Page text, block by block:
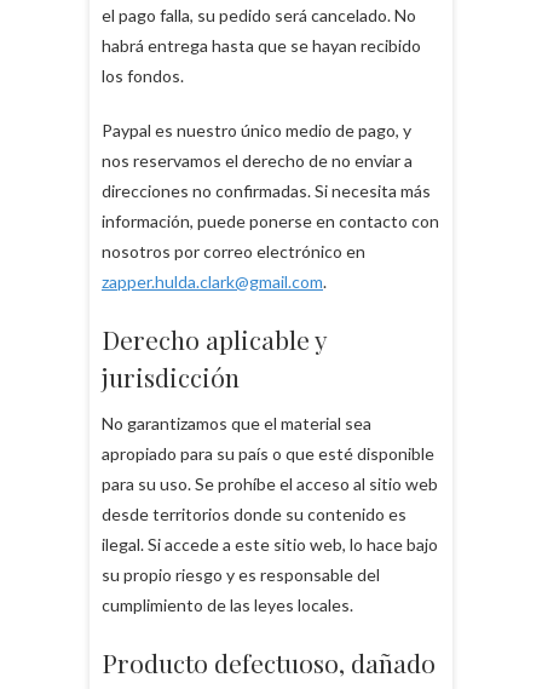
el pago falla, su pedido será cancelado. No
habrá entrega hasta que se hayan recibido
los fondos.
Paypal es nuestro único medio de pago, y
nos reservamos el derecho de no enviar a
direcciones no confirmadas. Si necesita más
información, puede ponerse en contacto con
nosotros por correo electrónico en
zapper.hulda.clark@gmail.com.
Derecho aplicable y
jurisdicción
No garantizamos que el material sea
apropiado para su país o que esté disponible
para su uso. Se prohíbe el acceso al sitio web
desde territorios donde su contenido es
ilegal. Si accede a este sitio web, lo hace bajo
su propio riesgo y es responsable del
cumplimiento de las leyes locales.
Producto defectuoso, dañado